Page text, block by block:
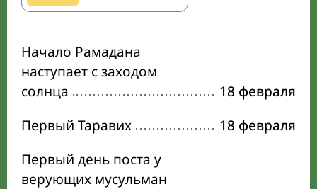
Начало Рамадана
наступает с заходом
солнца
18 февраля
Первый Таравих
18 февраля
Первый день поста у
верующих мусульман